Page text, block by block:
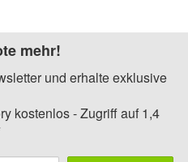
mehr!
und erhalte exklusive
kostenlos - Zugriff auf 1,4